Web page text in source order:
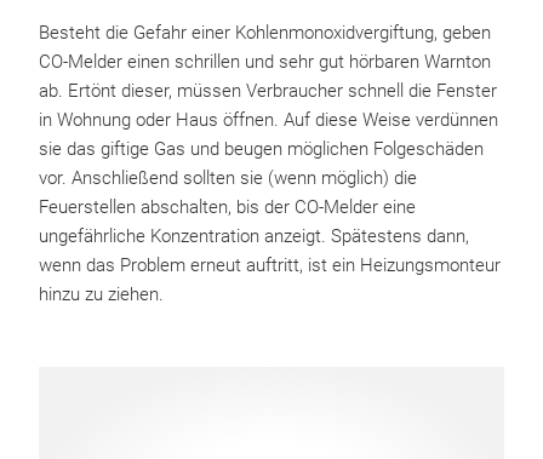
Besteht die Gefahr einer Kohlenmonoxidvergiftung, geben
CO-Melder einen schrillen und sehr gut hörbaren Warnton
ab. Ertönt dieser, müssen Verbraucher schnell die Fenster
in Wohnung oder Haus öffnen. Auf diese Weise verdünnen
sie das giftige Gas und beugen möglichen Folgeschäden
vor. Anschließend sollten sie (wenn möglich) die
Feuerstellen abschalten, bis der CO-Melder eine
ungefährliche Konzentration anzeigt. Spätestens dann,
wenn das Problem erneut auftritt, ist ein Heizungsmonteur
hinzu zu ziehen.